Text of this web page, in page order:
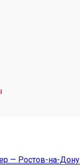
— Ростов-на-Дону